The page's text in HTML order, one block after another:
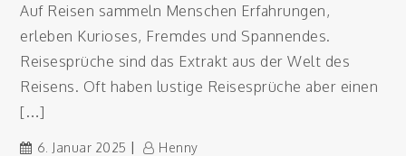
Auf Reisen sammeln Menschen Erfahrungen,
erleben Kurioses, Fremdes und Spannendes.
Reisesprüche sind das Extrakt aus der Welt des
Reisens. Oft haben lustige Reisesprüche aber einen
[…]
6. Januar 2025 Henny